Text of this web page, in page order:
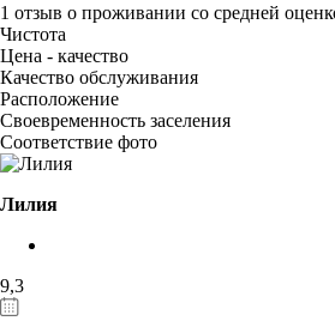
1 отзыв о проживании со средней
Чистота
Цена - качество
Качество обслуживания
Расположение
Своевременность заселения
Соответствие фото
Лилия
9,3